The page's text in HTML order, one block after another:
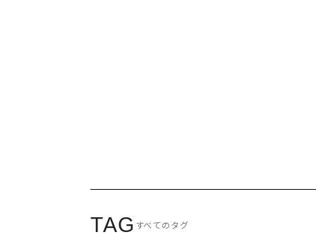
TAG すべてのタグ